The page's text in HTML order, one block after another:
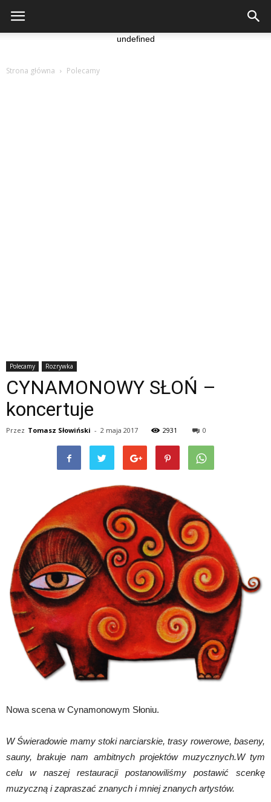
undefined
Strona główna Polecamy
Polecamy Rozrywka
CYNAMONOWY SŁOŃ –
koncertuje
Przez Tomasz Słowiński - 2 maja 2017 2931 0
Nowa scena w Cynamonowym Słoniu.
W Świeradowie mamy stoki narciarskie, trasy rowerowe, baseny,
sauny, brakuje nam ambitnych projektów muzycznych.W tym
celu w naszej restauracji postanowiliśmy postawić scenkę
muzyczną i zapraszać znanych i mniej znanych artystów.